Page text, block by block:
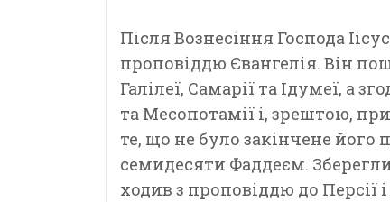
Після Вознесіння Господа
проповіддю Євангелія. Він
Галілеї, Самарії та Ідумеї, а
та Месопотамії і, зрештою,
те, що не було закінчене
семидесяти Фаддеєм.
ходив з проповіддю до Персії